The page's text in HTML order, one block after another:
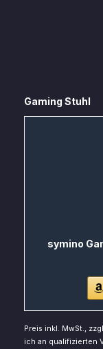
Gaming Stuhl
symino
Preis inkl. MwSt.,
ich an qualifizierten